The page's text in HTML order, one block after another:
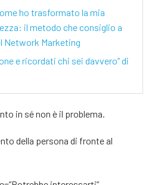
ho trasformato la mia
il metodo che consiglio a
Network Marketing
e ricordati chi sei davvero” di
in sé non è il problema.
della persona di fronte al